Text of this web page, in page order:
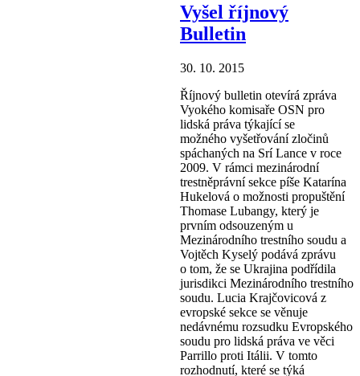
Vyšel říjnový
Bulletin
30. 10. 2015
Říjnový bulletin otevírá zpráva
Vyokého komisaře OSN pro
lidská práva týkající se
možného vyšetřování zločinů
spáchaných na Srí Lance v roce
2009. V rámci mezinárodní
trestněprávní sekce píše Katarína
Hukelová o možnosti propuštění
Thomase Lubangy, který je
prvním odsouzeným u
Mezinárodního trestního soudu a
Vojtěch Kyselý podává zprávu
o tom, že se Ukrajina podřídila
jurisdikci Mezinárodního trestního
soudu. Lucia Krajčovicová z
evropské sekce se věnuje
nedávnému rozsudku Evropského
soudu pro lidská práva ve věci
Parrillo proti Itálii. V tomto
rozhodnutí, které se týká